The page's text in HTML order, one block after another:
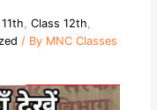
, Class 12th,
/ By MNC Classes